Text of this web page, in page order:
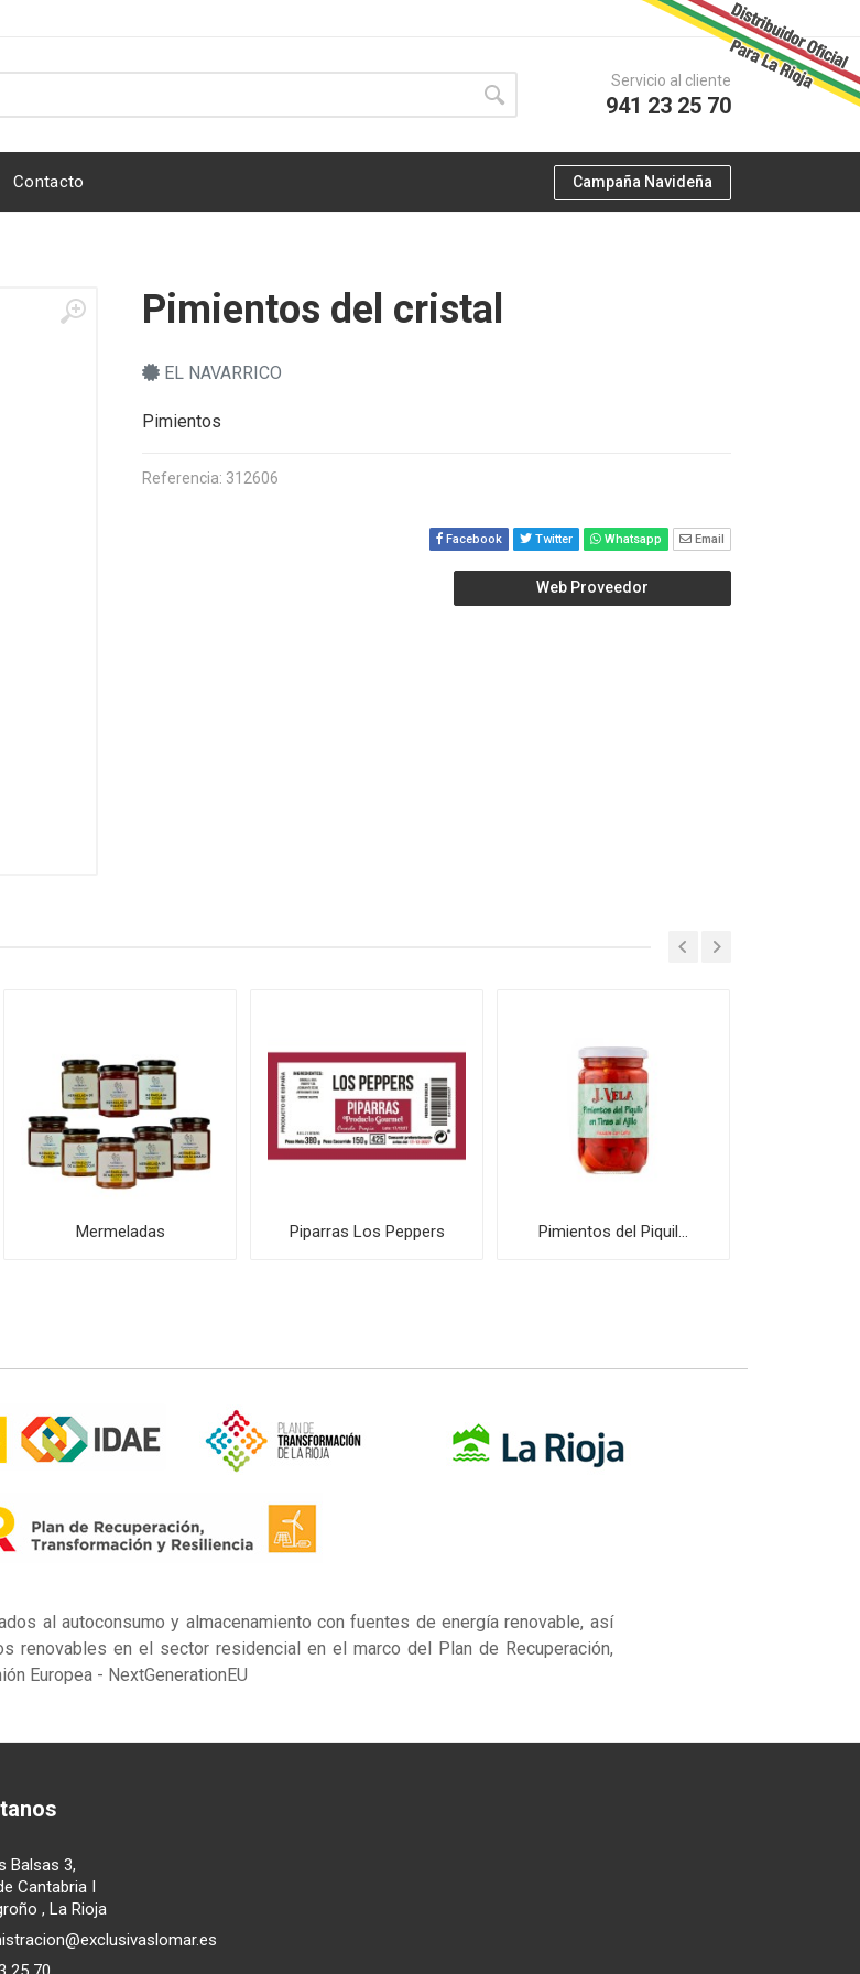
Servicio al cliente
941 23 25 70
Contacto Campaña Navideña
Pimientos del cristal
EL NAVARRICO
Pimientos
Referencia: 312606
Facebook Twitter Whatsapp Email
Web Proveedor
Mermeladas Piparras Los Peppers Pimientos del Piquil...
al autoconsumo y almacenamiento con fuentes de energía renovable, así
renovables en el sector residencial en el marco del Plan de Recuperación,
Europea - NextGenerationEU
Balsas 3,
Cantabria I
, La Rioja